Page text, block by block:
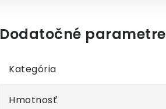
Dodatočné parametre
Kategória
Hmotnosť